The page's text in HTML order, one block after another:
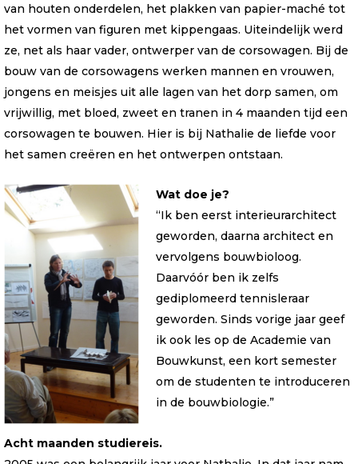
van houten onderdelen, het plakken van papier-maché tot
het vormen van figuren met kippengaas. Uiteindelijk werd
ze, net als haar vader, ontwerper van de corsowagen. Bij de
bouw van de corsowagens werken mannen en vrouwen,
jongens en meisjes uit alle lagen van het dorp samen, om
vrijwillig, met bloed, zweet en tranen in 4 maanden tijd een
corsowagen te bouwen. Hier is bij Nathalie de liefde voor
het samen creëren en het ontwerpen ontstaan.
Wat doe je?
“Ik ben eerst interieurarchitect
geworden, daarna architect en
vervolgens bouwbioloog.
Daarvóór ben ik zelfs
gediplomeerd tennisleraar
geworden. Sinds vorige jaar geef
ik ook les op de Academie van
Bouwkunst, een kort semester
om de studenten te introduceren
in de bouwbiologie.”
Acht maanden studiereis.